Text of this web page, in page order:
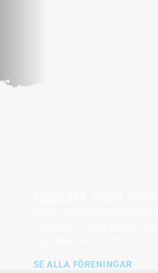
SE ALLA FÖRENINGAR